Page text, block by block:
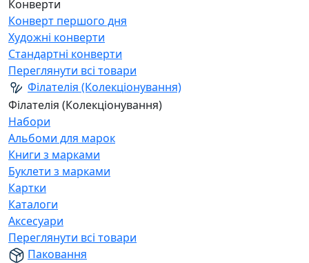
Конверти
Конверт першого дня
Художні конверти
Стандартні конверти
Переглянути всі товари
Філателія (Колекціонування)
Філателія (Колекціонування)
Набори
Альбоми для марок
Книги з марками
Буклети з марками
Картки
Каталоги
Аксесуари
Переглянути всі товари
Паковання